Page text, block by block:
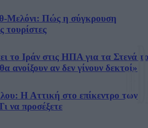
Μελόνι: Πώς η σύγκρουση
τουρίστες
το Ιράν στις ΗΠΑ για τα Στενά
ανοίξουν αν δεν γίνουν δεκτοί»
Η Αττική στο επίκεντρο των
να προσέξετε